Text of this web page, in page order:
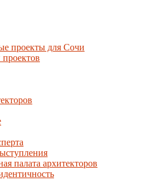
проекты для Сочи
палата архитекторов